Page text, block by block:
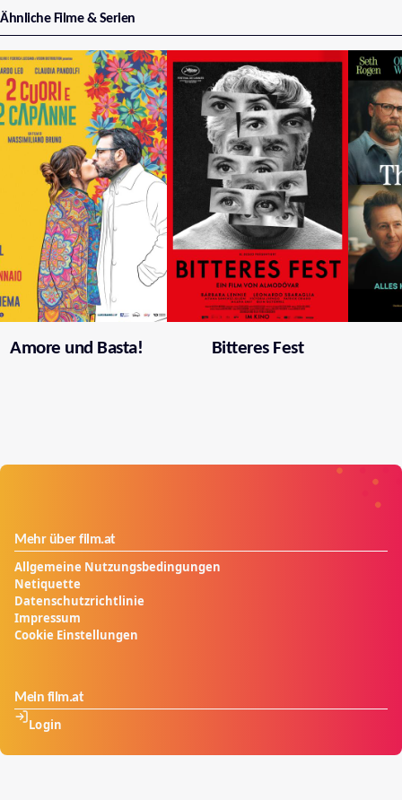
Ähnliche Filme & Serien
Amore und Basta! Bitteres Fest
Mehr über film.at
Allgemeine Nutzungsbedingungen
Netiquette
Datenschutzrichtlinie
Impressum
Cookie Einstellungen
Mein film.at
Login